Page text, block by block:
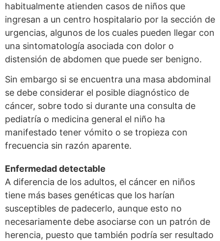
habitualmente atienden casos de niños que
ingresan a un centro hospitalario por la sección de
urgencias, algunos de los cuales pueden llegar con
una sintomatología asociada con dolor o
distensión de abdomen que puede ser benigno.
Sin embargo si se encuentra una masa abdominal
se debe considerar el posible diagnóstico de
cáncer, sobre todo si durante una consulta de
pediatría o medicina general el niño ha
manifestado tener vómito o se tropieza con
frecuencia sin razón aparente.
Enfermedad detectable
A diferencia de los adultos, el cáncer en niños
tiene más bases genéticas que los harían
susceptibles de padecerlo, aunque esto no
necesariamente debe asociarse con un patrón de
herencia, puesto que también podría ser resultado